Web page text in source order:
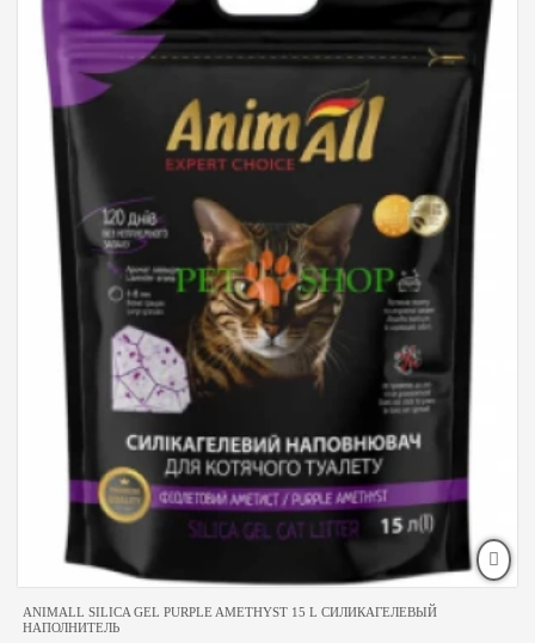
ANIMALL SILICA GEL PURPLE AMETHYST 15 L СИЛИКАГЕЛЕВЫЙ
НАПОЛНИТЕЛЬ